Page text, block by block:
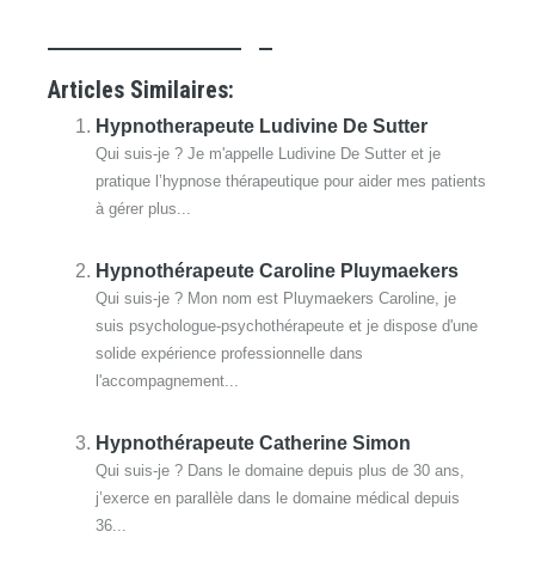
Articles Similaires:
Hypnotherapeute Ludivine De Sutter
Qui suis-je ? Je m'appelle Ludivine De Sutter et je
pratique l’hypnose thérapeutique pour aider mes patients
à gérer plus...
Hypnothérapeute Caroline Pluymaekers
Qui suis-je ? Mon nom est Pluymaekers Caroline, je
suis psychologue-psychothérapeute et je dispose d'une
solide expérience professionnelle dans
l'accompagnement...
Hypnothérapeute Catherine Simon
Qui suis-je ? Dans le domaine depuis plus de 30 ans,
j’exerce en parallèle dans le domaine médical depuis
36...